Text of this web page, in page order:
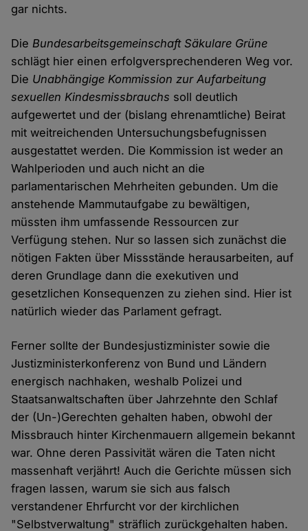
gar nichts.
DieBundesarbeitsgemeinschaft Säkulare Grüne
schlägt hier einen erfolgversprechenderen Weg vor.
Die Unabhängige Kommission zur Aufarbeitung
sexuellen Kindesmissbrauchs soll deutlich
aufgewertet und der (bislang ehrenamtliche) Beirat
mit weitreichenden Untersuchungsbefugnissen
ausgestattet werden. Die Kommission ist weder an
Wahlperioden und auch nicht an die
parlamentarischen Mehrheiten gebunden. Um die
anstehende Mammutaufgabe zu bewältigen,
müssten ihm umfassende Ressourcen zur
Verfügung stehen. Nur so lassen sich zunächst die
nötigen Fakten über Missstände herausarbeiten, auf
deren Grundlage dann die exekutiven und
gesetzlichen Konsequenzen zu ziehen sind. Hier ist
natürlich wieder das Parlament gefragt.
Ferner sollte der Bundesjustizminister sowie die
Justizministerkonferenz von Bund und Ländern
energisch nachhaken, weshalb Polizei und
Staatsanwaltschaften über Jahrzehnte den Schlaf
der (Un-)Gerechten gehalten haben, obwohl der
Missbrauch hinter Kirchenmauern allgemein bekannt
war. Ohne deren Passivität wären die Taten nicht
massenhaft verjährt! Auch die Gerichte müssen sich
fragen lassen, warum sie sich aus falsch
verstandener Ehrfurcht vor der kirchlichen
"Selbstverwaltung" sträflich zurückgehalten haben.